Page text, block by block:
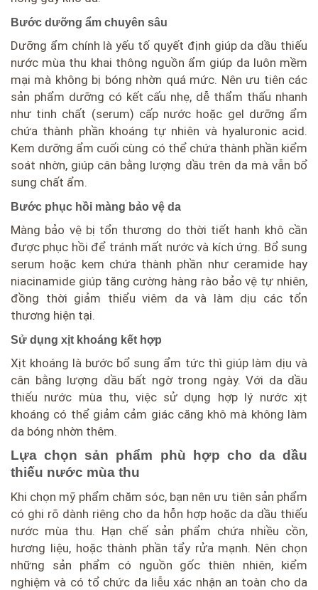
Bước dưỡng ẩm chuyên sâu
Dưỡng ẩm chính là yếu tố quyết định giúp da dầu thiếu
nước mùa thu khai thông nguồn ẩm giúp da luôn mềm
mại mà không bị bóng nhờn quá mức. Nên ưu tiên các
sản phẩm dưỡng có kết cấu nhẹ, dễ thẩm thấu nhanh
như tinh chất (serum) cấp nước hoặc gel dưỡng ẩm
chứa thành phần khoáng tự nhiên và hyaluronic acid.
Kem dưỡng ẩm cuối cùng có thể chứa thành phần kiểm
soát nhờn, giúp cân bằng lượng dầu trên da mà vẫn bổ
sung chất ẩm.
Bước phục hồi màng bảo vệ da
Màng bảo vệ bị tổn thương do thời tiết hanh khô cần
được phục hồi để tránh mất nước và kích ứng. Bổ sung
serum hoặc kem chứa thành phần như ceramide hay
niacinamide giúp tăng cường hàng rào bảo vệ tự nhiên,
đồng thời giảm thiểu viêm da và làm dịu các tổn
thương hiện tại.
Sử dụng xịt khoáng kết hợp
Xịt khoáng là bước bổ sung ẩm tức thì giúp làm dịu và
cân bằng lượng dầu bất ngờ trong ngày. Với da dầu
thiếu nước mùa thu, việc sử dụng hợp lý nước xịt
khoáng có thể giảm cảm giác căng khô mà không làm
da bóng nhờn thêm.
Lựa chọn sản phẩm phù hợp cho da dầu
thiếu nước mùa thu
Khi chọn mỹ phẩm chăm sóc, bạn nên ưu tiên sản phẩm
có ghi rõ dành riêng cho da hỗn hợp hoặc da dầu thiếu
nước mùa thu. Hạn chế sản phẩm chứa nhiều cồn,
hương liệu, hoặc thành phần tẩy rửa mạnh. Nên chọn
những sản phẩm có nguồn gốc thiên nhiên, kiểm
nghiệm và có tổ chức da liễu xác nhận an toàn cho da